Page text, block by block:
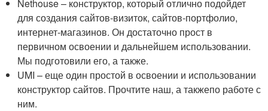
Nethouse – конструктор, который отлично подойдет
для создания сайтов-визиток, сайтов-портфолио,
интернет-магазинов. Он достаточно прост в
первичном освоении и дальнейшем использовании.
Мы подготовили его, а также.
UMI – еще один простой в освоении и использовании
конструктор сайтов. Прочтите наш, а такжепо работе с
ним.